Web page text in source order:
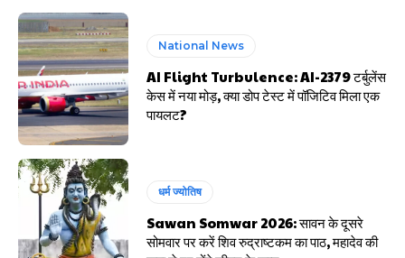
National News
AI Flight Turbulence: AI-2379 टर्बुलेंस
केस में नया मोड़, क्या डोप टेस्ट में पॉजिटिव मिला एक
पायलट?
धर्म ज्योतिष
Sawan Somwar 2026: सावन के दूसरे
सोमवार पर करें शिव रुद्राष्टकम का पाठ, महादेव की